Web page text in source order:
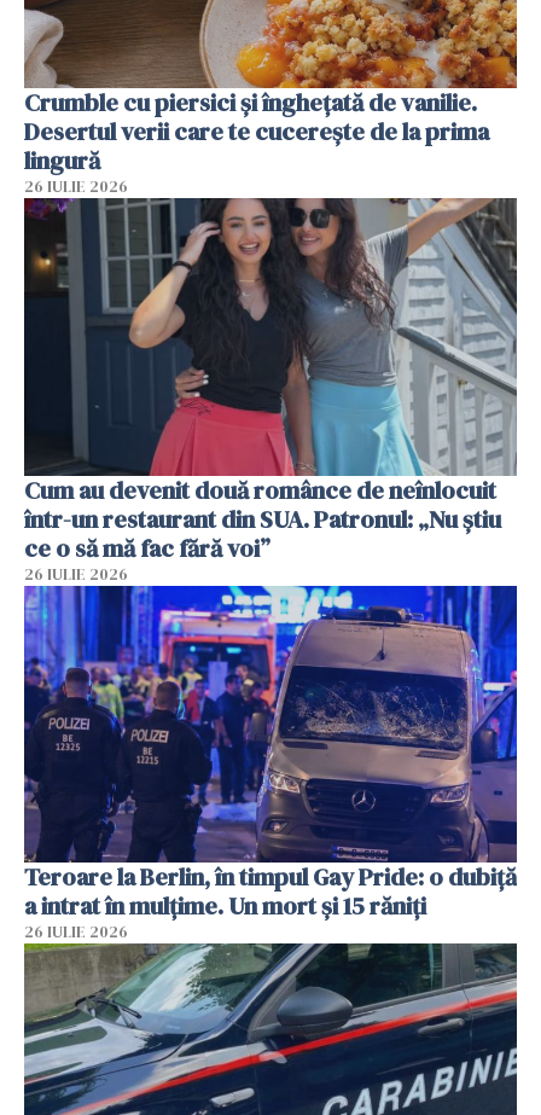
Crumble cu piersici și înghețată de vanilie.
Desertul verii care te cucerește de la prima
lingură
26 IULIE 2026
Cum au devenit două românce de neînlocuit
într-un restaurant din SUA. Patronul: „Nu știu
ce o să mă fac fără voi”
26 IULIE 2026
Teroare la Berlin, în timpul Gay Pride: o dubiță
a intrat în mulțime. Un mort și 15 răniți
26 IULIE 2026